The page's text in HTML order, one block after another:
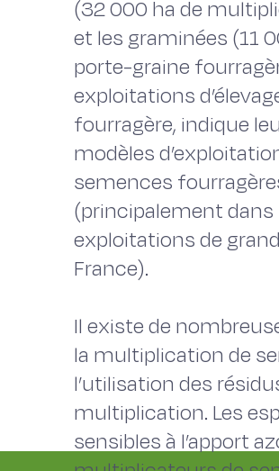
(32 000 ha de
et les graminées (11
porte-graine
exploitations
fourragère, indique
modèles
semences
(principalement dans
exploitations de
France).
Il existe de
la multiplication de
l’utilisation des
multiplication. Les
sensibles à l’apport